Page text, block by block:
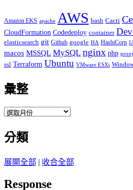
Amazon EKS apache AWS bash Cacti
CloudFormation Codedeploy container
elasticsearch git Github google HA HashiCorp
macos MSSQL MySQL nginx php
ssl Terraform Ubuntu VMware ESXi
彙整
彙
分類
展開全部 | 收合全部
Response